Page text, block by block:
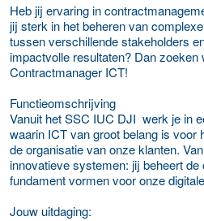
Heb jij ervaring in
jij sterk in het beheren van
tussen verschillende stakeholders
impactvolle resultaten? Dan zoeken
Contractmanager ICT!
Functieomschrijving
Vanuit het SSC IUC DJI werk je in
waarin ICT van groot belang is voor
de organisatie van onze klanten.
innovatieve systemen: jij beheert de
fundament vormen voor onze
Jouw uitdaging: